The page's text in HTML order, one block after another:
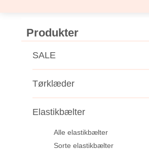
Produkter
SALE
Tørklæder
Elastikbælter
Alle elastikbælter
Sorte elastikbælter